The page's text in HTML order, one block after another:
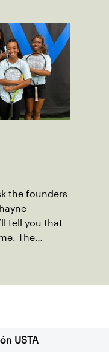
the founders
tell you that
The
USTA